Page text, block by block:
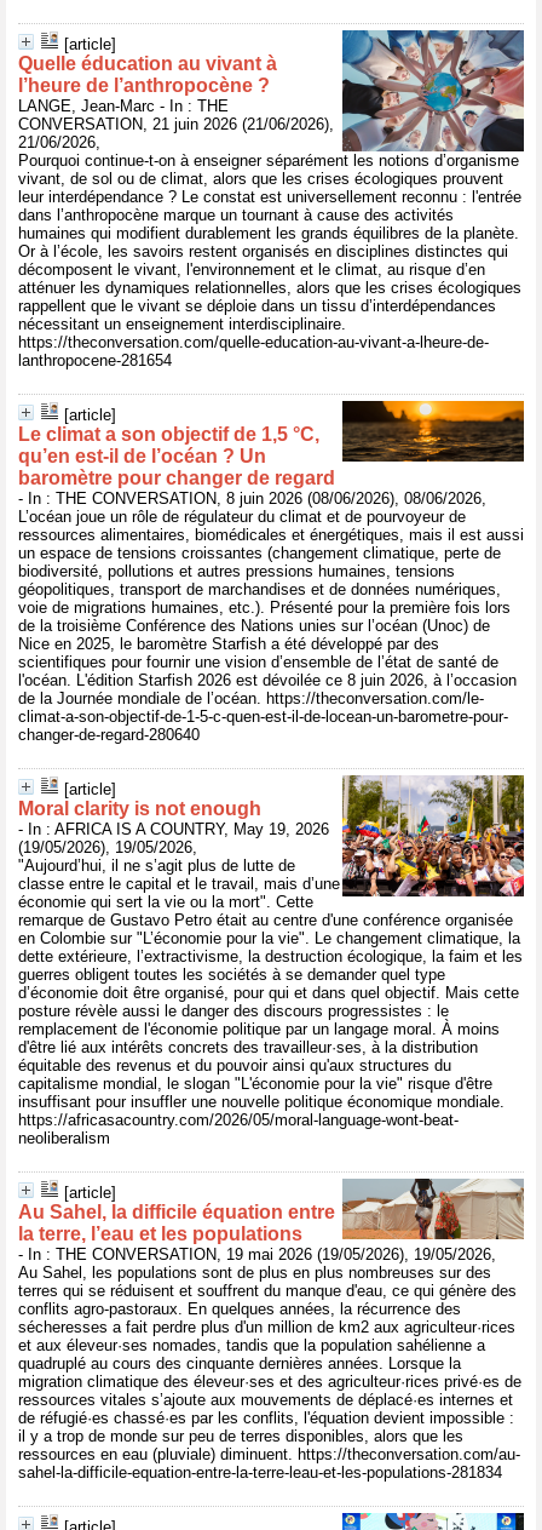
[article]
Quelle éducation au vivant à
l’heure de l’anthropocène ?
LANGE, Jean-Marc - In : THE
CONVERSATION, 21 juin 2026 (21/06/2026),
21/06/2026,
Pourquoi continue-t-on à enseigner séparément les notions d’organisme
vivant, de sol ou de climat, alors que les crises écologiques prouvent
leur interdépendance ? Le constat est universellement reconnu : l'entrée
dans l’anthropocène marque un tournant à cause des activités
humaines qui modifient durablement les grands équilibres de la planète.
Or à l’école, les savoirs restent organisés en disciplines distinctes qui
décomposent le vivant, l'environnement et le climat, au risque d’en
atténuer les dynamiques relationnelles, alors que les crises écologiques
rappellent que le vivant se déploie dans un tissu d’interdépendances
nécessitant un enseignement interdisciplinaire.
https://theconversation.com/quelle-education-au-vivant-a-lheure-de-
lanthropocene-281654
[article]
Le climat a son objectif de 1,5 °C,
qu’en est‑il de l’océan ? Un
baromètre pour changer de regard
- In : THE CONVERSATION, 8 juin 2026 (08/06/2026), 08/06/2026,
L’océan joue un rôle de régulateur du climat et de pourvoyeur de
ressources alimentaires, biomédicales et énergétiques, mais il est aussi
un espace de tensions croissantes (changement climatique, perte de
biodiversité, pollutions et autres pressions humaines, tensions
géopolitiques, transport de marchandises et de données numériques,
voie de migrations humaines, etc.). Présenté pour la première fois lors
de la troisième Conférence des Nations unies sur l’océan (Unoc) de
Nice en 2025, le baromètre Starfish a été développé par des
scientifiques pour fournir une vision d’ensemble de l’état de santé de
l'océan. L'édition Starfish 2026 est dévoilée ce 8 juin 2026, à l’occasion
de la Journée mondiale de l’océan. https://theconversation.com/le-
climat-a-son-objectif-de-1-5-c-quen-est-il-de-locean-un-barometre-pour-
changer-de-regard-280640
[article]
Moral clarity is not enough
- In : AFRICA IS A COUNTRY, May 19, 2026
(19/05/2026), 19/05/2026,
"Aujourd’hui, il ne s’agit plus de lutte de
classe entre le capital et le travail, mais d’une
économie qui sert la vie ou la mort". Cette
remarque de Gustavo Petro était au centre d'une conférence organisée
en Colombie sur "L’économie pour la vie". Le changement climatique, la
dette extérieure, l’extractivisme, la destruction écologique, la faim et les
guerres obligent toutes les sociétés à se demander quel type
d’économie doit être organisé, pour qui et dans quel objectif. Mais cette
posture révèle aussi le danger des discours progressistes : le
remplacement de l'économie politique par un langage moral. À moins
d'être lié aux intérêts concrets des travailleur·ses, à la distribution
équitable des revenus et du pouvoir ainsi qu'aux structures du
capitalisme mondial, le slogan "L'économie pour la vie" risque d'être
insuffisant pour insuffler une nouvelle politique économique mondiale.
https://africasacountry.com/2026/05/moral-language-wont-beat-
neoliberalism
[article]
Au Sahel, la difficile équation entre
la terre, l’eau et les populations
- In : THE CONVERSATION, 19 mai 2026 (19/05/2026), 19/05/2026,
Au Sahel, les populations sont de plus en plus nombreuses sur des
terres qui se réduisent et souffrent du manque d'eau, ce qui génère des
conflits agro-pastoraux. En quelques années, la récurrence des
sécheresses a fait perdre plus d'un million de km2 aux agriculteur·rices
et aux éleveur·ses nomades, tandis que la population sahélienne a
quadruplé au cours des cinquante dernières années. Lorsque la
migration climatique des éleveur·ses et des agriculteur·rices privé·es de
ressources vitales s’ajoute aux mouvements de déplacé·es internes et
de réfugié·es chassé·es par les conflits, l'équation devient impossible :
il y a trop de monde sur peu de terres disponibles, alors que les
ressources en eau (pluviale) diminuent. https://theconversation.com/au-
sahel-la-difficile-equation-entre-la-terre-leau-et-les-populations-281834